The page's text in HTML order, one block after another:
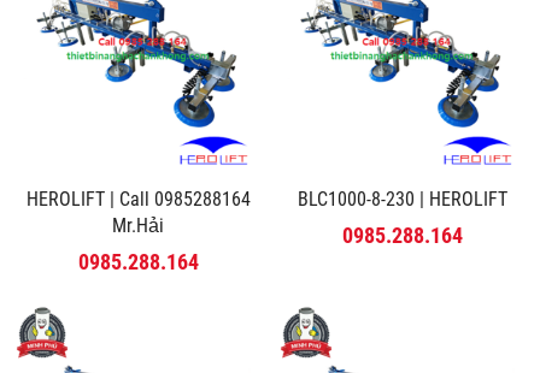
HEROLIFT | Call 0985288164
Mr.Hải
0985.288.164
BLC1000-8-230 | HEROLIFT
0985.288.164